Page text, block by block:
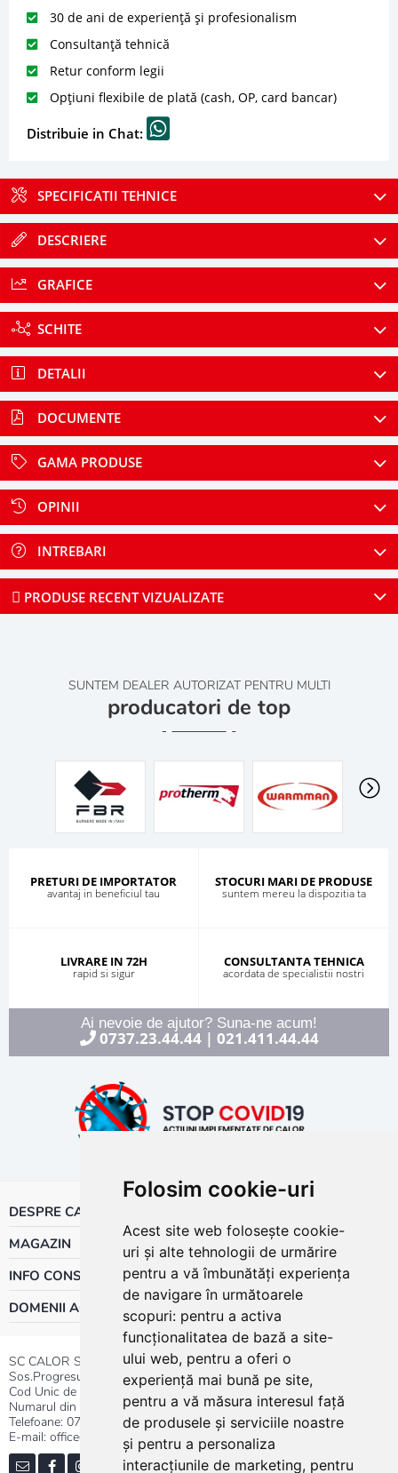
Folosim cookie-uri
Acest site web folosește cookie-
uri și alte tehnologii de urmărire
pentru a vă îmbunătăți experiența
de navigare în următoarele
scopuri: pentru a activa
funcționalitatea de bază a site-
ului web, pentru a oferi o
experiență mai bună pe site,
pentru a vă măsura interesul față
de produsele și serviciile noastre
și pentru a personaliza
interacțiunile de marketing, pentru
30 de ani de experiență și profesionalism
Consultanță tehnică
Retur conform legii
Opțiuni flexibile de plată (cash, OP, card bancar)
Distribuie in Chat:
SPECIFICATII TEHNICE
DESCRIERE
GRAFICE
SCHITE
DETALII
DOCUMENTE
GAMA PRODUSE
OPINII
INTREBARI
PRODUSE RECENT VIZUALIZATE
SUNTEM DEALER AUTORIZAT PENTRU MULTI
producatori de top
PRETURI DE IMPORTATOR
avantaj in beneficiul tau
STOCURI MARI DE PRODUSE
suntem mereu la dispozitia ta
LIVRARE IN 72H
rapid si sigur
CONSULTANTA TEHNICA
acordata de specialistii nostri
Ai nevoie de ajutor? Suna-ne acum!
0737.23.44.44| 021.411.44.44
DESPRE CALOR
MAGAZIN
INFO CONSUMATOR
DOMENII ACTIVITATE
SC CALOR SRL
Sos.Progresului nr.30-40, Sector 5, Bucuresti
Cod Unic de Inregistrare: RO 3004724
Numarul din Registrul Comertului:J40/13176/1991
Telefoane: 0737.23.44.44|021.411.44.44
E-mail: office@calor.ro